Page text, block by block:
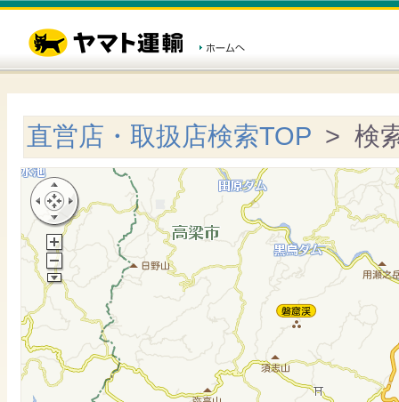
直営店・取扱店検索TOP > 検